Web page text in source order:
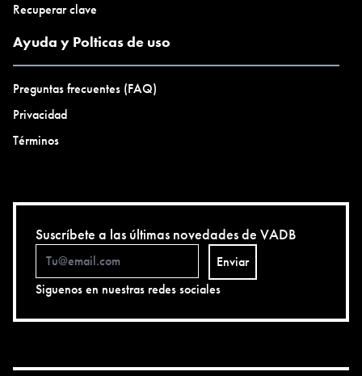
Recuperar clave
Ayuda y Polticas de uso
Preguntas frecuentes (FAQ)
Privacidad
Términos
Suscríbete a las últimas novedades de VADB
Enviar
Siguenos en nuestras redes sociales